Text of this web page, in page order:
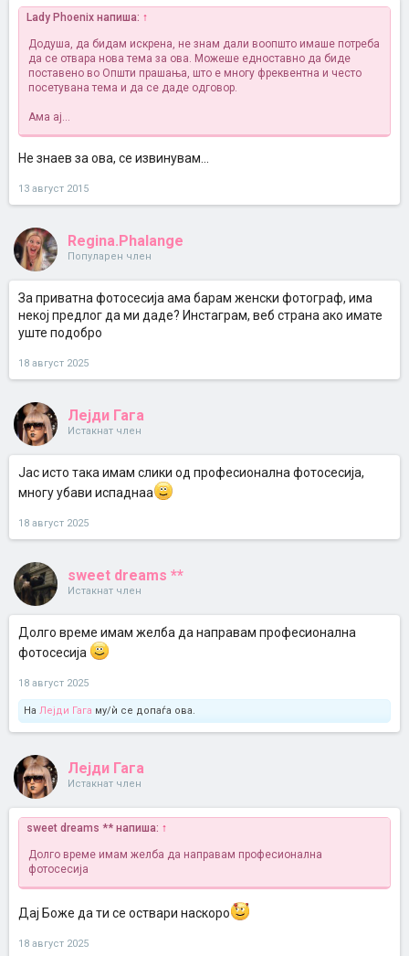
Lady Phoenix напиша: ↑
Додуша, да бидам искрена, не знам дали воопшто имаше потреба
да се отвара нова тема за ова. Можеше едноставно да биде
поставено во Општи прашања, што е многу фреквентна и често
посетувана тема и да се даде одговор.
Ама ај...
Не знаев за ова, се извинувам...
13 август 2015
Regina.Phalange
Популарен член
За приватна фотосесија ама барам женски фотограф, има
некој предлог да ми даде? Инстаграм, веб страна ако имате
уште подобро
18 август 2025
Лејди Гага
Истакнат член
Јас исто така имам слики од професионална фотосесија,
многу убави испаднаа
18 август 2025
sweet dreams **
Истакнат член
Долго време имам желба да направам професионална
фотосесија
18 август 2025
На Лејди Гага му/ѝ се допаѓа ова.
Лејди Гага
Истакнат член
sweet dreams ** напиша: ↑
Долго време имам желба да направам професионална
фотосесија
Дај Боже да ти се оствари наскоро
18 август 2025